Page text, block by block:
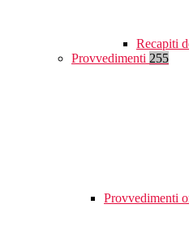
Recapiti
Provvedimenti 255
Provvedimenti